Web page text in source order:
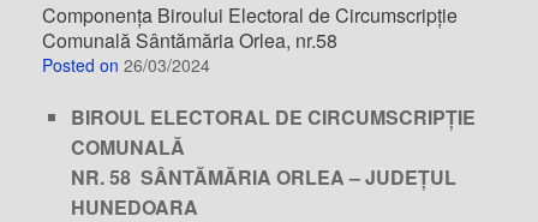
Componența Biroului Electoral de Circumscripție
Comunală Sântămăria Orlea, nr.58
Posted on 26/03/2024
BIROUL ELECTORAL DE CIRCUMSCRIPȚIE
COMUNALĂ
NR. 58 SÂNTĂMĂRIA ORLEA – JUDEȚUL
HUNEDOARA